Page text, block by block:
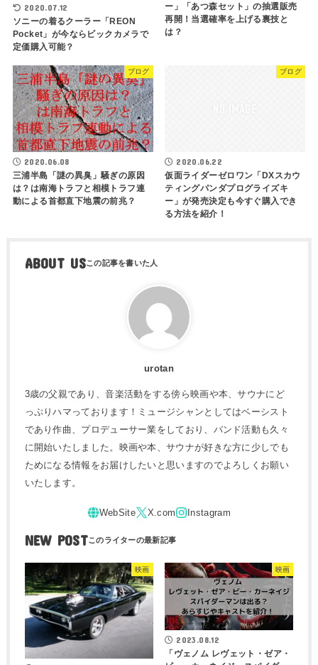
2020.07.12
ソニーの着るクーラー「REON
Pocket」が今ならビックカメラで
定価購入可能？
ー」「あつ森セット」の抽選販売
再開！当選確率を上げる裏技と
は？
ブログ
2020.06.08
三浦半島「謎の異臭」騒ぎの原因
は？は南海トラフと相模トラフ連
動による首都直下地震の前兆？
ブログ
2020.06.22
仮面ライダーゼロワン「DXスカウ
ティングパンダプログライズキ
ー」が発売決定も今すぐ購入でき
る方法を紹介！
ABOUT US
urotan
3歳の父親であり、音楽活動をする傍ら映画や本、サウナにど
っぷりハマっております！ミュージシャンとしてはベーシスト
であり作曲、プロデューサー業をしており、バンド活動も久々
に開始いたしました。映画や本、サウナが好きな方に少しでも
ためになる情報をお届けしたいと思いますのでよろしくお願い
いたします。
NEW POST
映画 映画
2023.08.12
「ヴェノム レヴェット・ゼア・